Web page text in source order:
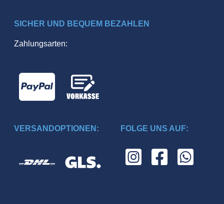
SICHER UND BEQUEM BEZAHLEN
Zahlungsarten:
VERSANDOPTIONEN: FOLGE UNS AUF: